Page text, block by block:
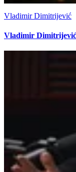
Vladimir Dimitrijević
Vladimir